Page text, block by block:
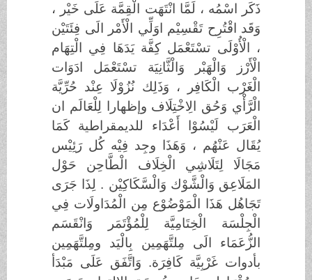
ذَكَر اسْمُه ، لَمَّا انْتَهَت الْقِمَّة عَلَى خَيْر ،
وَقَد اقْتُرِح تَقْسِيْم اوَلِّي الْأَمْر الَى فِئَتَيْن
، الْأُوْلَى تسْتَعْمَل كِفَّة يَدَهَا فِي الْتِهَام
الْأَرْز وَالْهَبْر وَالْثَّانِيَة تسْتَعْمَل ادَوَات
الْغَرْب الْكَافِر ، وَذَلِك نُزُوْلَا عِنْد حُرِّيَّة
الْرَّأْي وَحُق الِاخْتِلَاف وإظهارا لِلْعَالَم ان
الْعَرَب لَيْسُوْا أَعْدَاء للديمقراطية كَمَا
يُقَال عَنْهُم ، وَهَذَا وجِد فِيْه كُل رَئِيْس
مَجَالَا لِتَلَاشِي الْخِلَاف الْطَّاحِن حَوْل
المَلَاعِق وَالْشَّوْك وَالْسَّكَاكِيْن . لِذَا جَرَى
تَجَاهُل هَذَا الْمَوْضُوْع مِن الْمُدَاولَات فِي
الْجِلْسَة الْخِتَامِيَّة لِلْمُؤْتَمَر وَانْقَسَم
الزُّعَمَاء الَى مِلتَّهَمِين بِالْيَد ومِلتَّهَمِين
بأدوات غَرْبِيَّة كَافِرَة. وَاتَّفَق عَلَى مَبْدَأ